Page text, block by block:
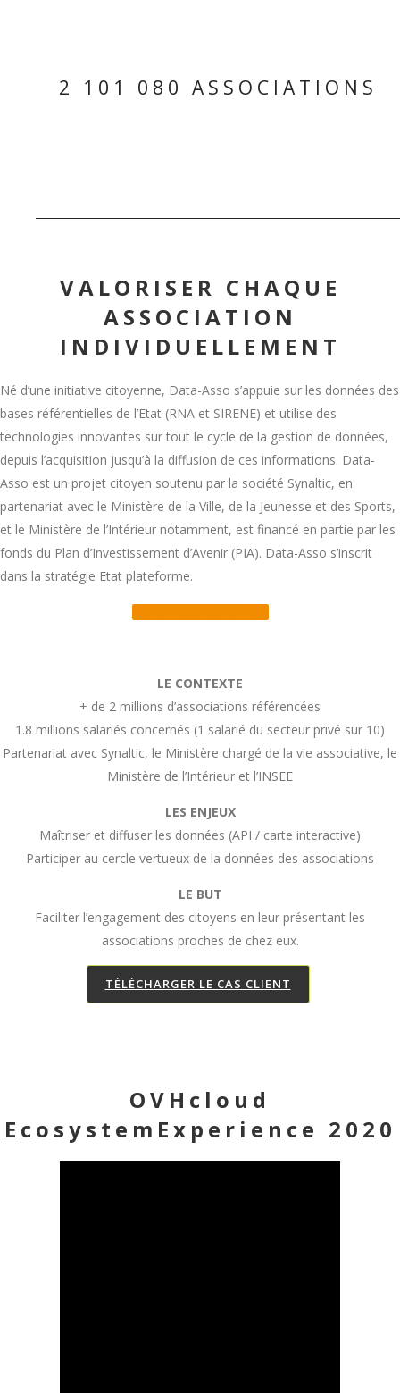
2 101 080 ASSOCIATIONS
VALORISER CHAQUE
ASSOCIATION
INDIVIDUELLEMENT
Né d’une initiative citoyenne, Data-Asso s’appuie sur les données des
bases référentielles de l’Etat (RNA et SIRENE) et utilise des
technologies innovantes sur tout le cycle de la gestion de données,
depuis l’acquisition jusqu’à la diffusion de ces informations. Data-
Asso est un projet citoyen soutenu par la société Synaltic, en
partenariat avec le Ministère de la Ville, de la Jeunesse et des Sports,
et le Ministère de l’Intérieur notamment, est financé en partie par les
fonds du Plan d’Investissement d’Avenir (PIA). Data-Asso s’inscrit
dans la stratégie Etat plateforme.
LE CONTEXTE
+ de 2 millions d’associations référencées
1.8 millions salariés concernés (1 salarié du secteur privé sur 10)
Partenariat avec Synaltic, le Ministère chargé de la vie associative, le
Ministère de l’Intérieur et l’INSEE
LES ENJEUX
Maîtriser et diffuser les données (API / carte interactive)
Participer au cercle vertueux de la données des associations
LE BUT
Faciliter l’engagement des citoyens en leur présentant les
associations proches de chez eux.
TÉLÉCHARGER LE CAS CLIENT
OVHcloud
EcosystemExperience 2020